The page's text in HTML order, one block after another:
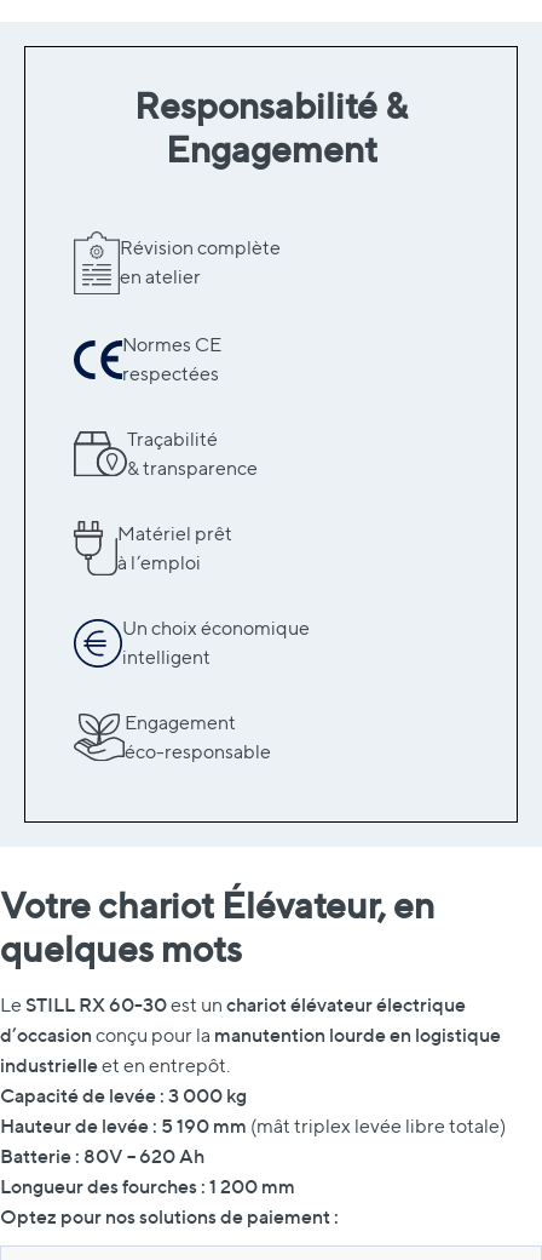
Responsabilité &
Engagement
Révision complète
en atelier
Normes CE
respectées
Traçabilité
& transparence
Matériel prêt
à l’emploi
Un choix économique
intelligent
Engagement
éco-responsable
Votre chariot Élévateur, en
quelques mots
Le STILL RX 60-30est un chariot élévateur électrique
d’occasion conçu pour la manutention lourde en logistique
industrielleet en entrepôt.
Capacité de levée : 3 000 kg
Hauteur de levée : 5 190 mm (mât triplex levée libre totale)
Batterie : 80V – 620 Ah
Longueur des fourches : 1 200 mm
Optez pour nos solutions de paiement :